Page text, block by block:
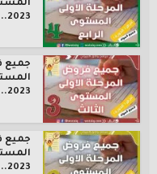
2023...
جميع
2023...
جميع
2023...